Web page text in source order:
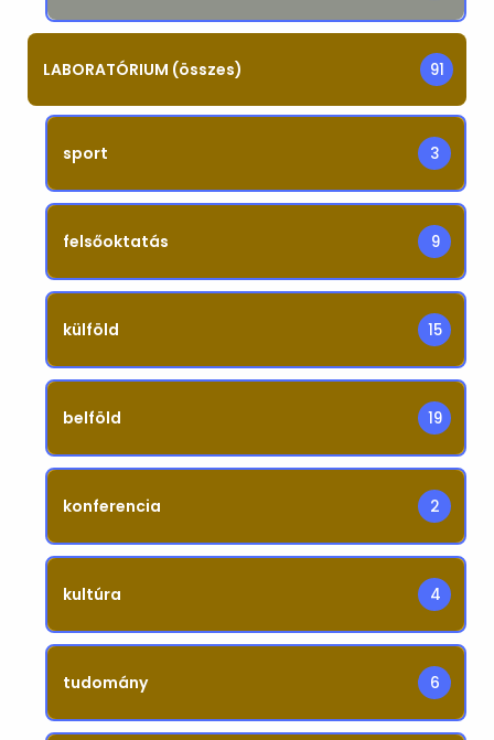
LABORATÓRIUM (összes) 91
sport 3
felsőoktatás 9
külföld 15
belföld 19
konferencia 2
kultúra 4
tudomány 6